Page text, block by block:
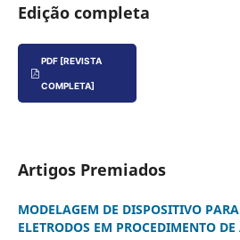
Edição completa
PDF [REVISTA
COMPLETA]
Artigos Premiados
MODELAGEM DE DISPOSITIVO
ELETRODOS EM PROCEDIMENTO